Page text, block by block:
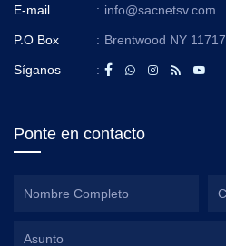
E-mail : info@sacnetsv.com
P.O Box : Brentwood NY 11717.
Síganos :
Ponte en contacto